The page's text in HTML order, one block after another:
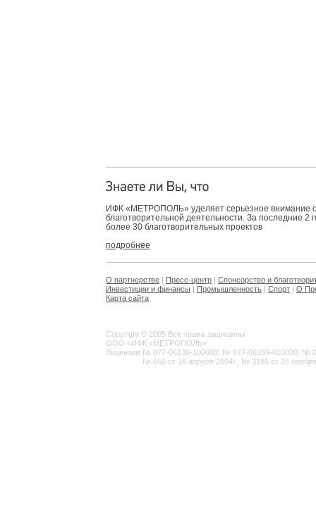
ИФК «МЕТРОПОЛЬ» уделяет серьезное внимание
благотворительной деятельности. За последние 2
более 30 благотворительных проектов
подробнее
О партнерстве | Пресс-центр | Спонсорство и
Инвестиции и финансы | Промышленность | Спорт | О
Карта сайта
Copyright © 2005 Все права защищены
ООО «ИФК «МЕТРОПОЛЬ»
Лицензии: № 077-06136-100000, № 077-06159-010000, №
№ 650 от 16 апреля 2004г., № 3185 от 25